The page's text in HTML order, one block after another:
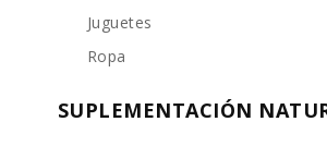
Juguetes
Ropa
SUPLEMENTACIÓN